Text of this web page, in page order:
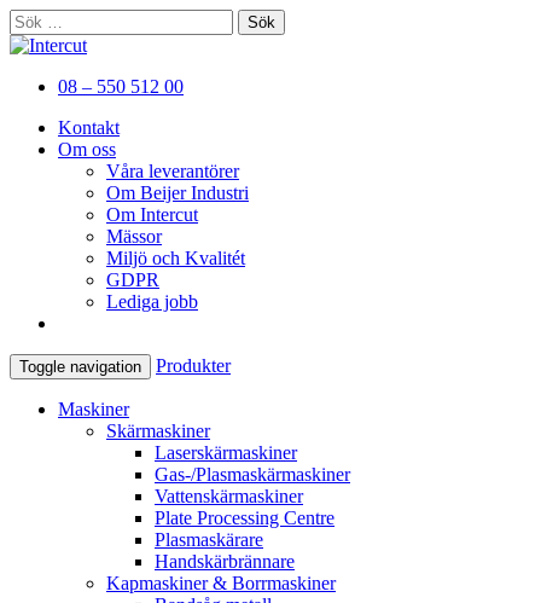
Sök
efter:
Intercut
Er kompletta leverantör av
08 – 550 512 00
Kontakt
Om oss
Våra leverantörer
Om Beijer Industri
Om Intercut
Mässor
Miljö och Kvalitét
GDPR
Lediga jobb
Toggle navigation Produkter
Maskiner
Skärmaskiner
Laserskärmaskiner
Gas-/Plasmaskärmaskiner
Vattenskärmaskiner
Plate Processing Centre
Plasmaskärare
Handskärbrännare
Kapmaskiner & Borrmaskiner